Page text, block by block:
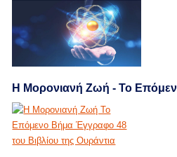
Η Μορονιανή Ζωή - Το